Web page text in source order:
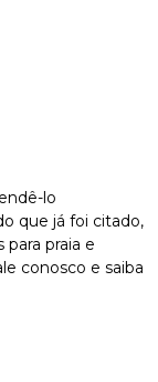
lo
que já foi citado,
praia e
conosco e saiba